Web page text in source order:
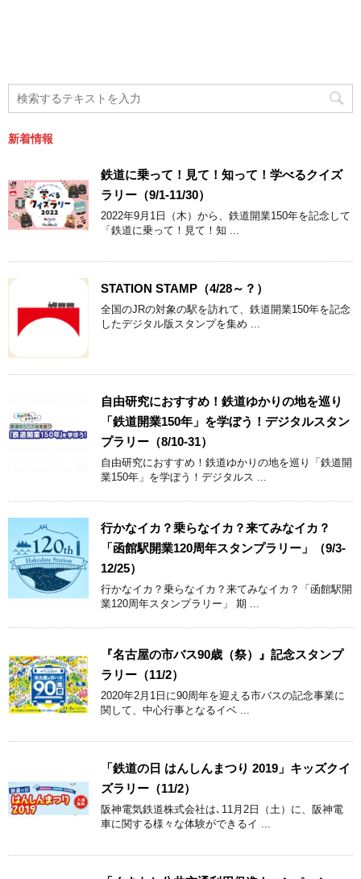
新着情報
鉄道に乗って！見て！知って！学べるクイズ
ラリー（9/1-11/30）
2022年9月1日（木）から、鉄道開業150年を記念して
「鉄道に乗って！見て！知 ...
STATION STAMP（4/28～？）
全国のJRの対象の駅を訪れて、鉄道開業150年を記念
したデジタル版スタンプを集め ...
自由研究におすすめ！鉄道ゆかりの地を巡り
「鉄道開業150年」を学ぼう！デジタルスタン
プラリー（8/10-31）
自由研究におすすめ！鉄道ゆかりの地を巡り「鉄道開
業150年」を学ぼう！デジタルス ...
行かなイカ？乗らなイカ？来てみなイカ？
「函館駅開業120周年スタンプラリー」（9/3-
12/25）
行かなイカ？乗らなイカ？来てみなイカ？「函館駅開
業120周年スタンプラリー」 期 ...
『名古屋の市バス90歳（祭）』記念スタンプ
ラリー（11/2）
2020年2月1日に90周年を迎える市バスの記念事業に
関して、中心行事となるイベ ...
「鉄道の日 はんしんまつり 2019」キッズクイ
ズラリー（11/2）
阪神電気鉄道株式会社は､11月2日（土）に、阪神電
車に関する様々な体験ができるイ ...